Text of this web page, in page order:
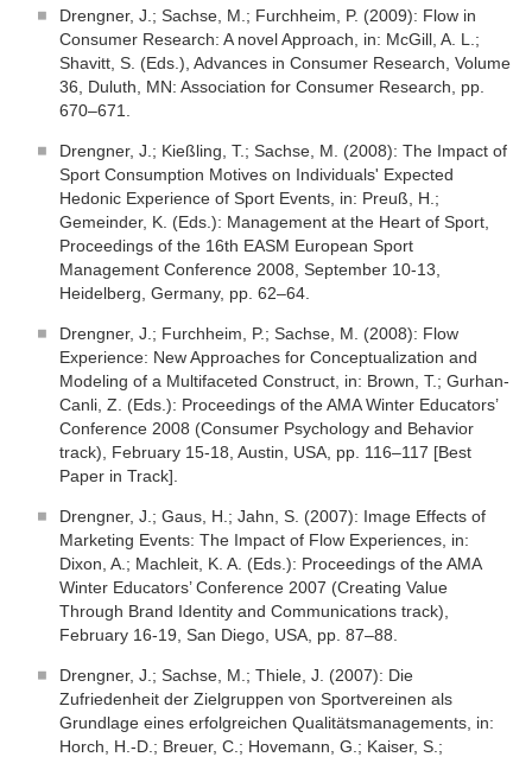
Drengner, J.; Sachse, M.; Furchheim, P. (2009): Flow in
Consumer Research: A novel Approach, in: McGill, A. L.;
Shavitt, S. (Eds.), Advances in Consumer Research, Volume
36, Duluth, MN: Association for Consumer Research, pp.
670–671.
Drengner, J.; Kießling, T.; Sachse, M. (2008): The Impact of
Sport Consumption Motives on Individuals' Expected
Hedonic Experience of Sport Events, in: Preuß, H.;
Gemeinder, K. (Eds.): Management at the Heart of Sport,
Proceedings of the 16th EASM European Sport
Management Conference 2008, September 10-13,
Heidelberg, Germany, pp. 62–64.
Drengner, J.; Furchheim, P.; Sachse, M. (2008): Flow
Experience: New Approaches for Conceptualization and
Modeling of a Multifaceted Construct, in: Brown, T.; Gurhan-
Canli, Z. (Eds.): Proceedings of the AMA Winter Educators’
Conference 2008 (Consumer Psychology and Behavior
track), February 15-18, Austin, USA, pp. 116–117 [Best
Paper in Track].
Drengner, J.; Gaus, H.; Jahn, S. (2007): Image Effects of
Marketing Events: The Impact of Flow Experiences, in:
Dixon, A.; Machleit, K. A. (Eds.): Proceedings of the AMA
Winter Educators’ Conference 2007 (Creating Value
Through Brand Identity and Communications track),
February 16-19, San Diego, USA, pp. 87–88.
Drengner, J.; Sachse, M.; Thiele, J. (2007): Die
Zufriedenheit der Zielgruppen von Sportvereinen als
Grundlage eines erfolgreichen Qualitätsmanagements, in:
Horch, H.-D.; Breuer, C.; Hovemann, G.; Kaiser, S.;